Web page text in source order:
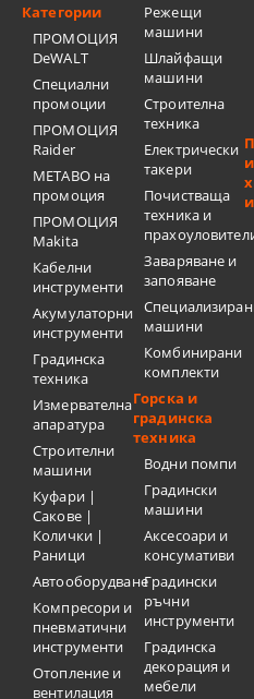
Категории
ПРОМОЦИЯ
DeWALT
Специални
промоции
ПРОМОЦИЯ
Raider
METABO на
промоция
ПРОМОЦИЯ
Makita
Кабелни
инструменти
Акумулаторни
инструменти
Градинска
техника
Измервателна
апаратура
Строителни
машини
Куфари |
Сакове |
Колички |
Раници
Автооборудване
Компресори и
пневматични
инструменти
Отопление и
вентилация
Режещи
машини
Шлайфащи
машини
Строителна
техника
Електрически
такери
Почистваща
техника и
Заваряване и
запояване
машини
Комбинирани
комплекти
Горска и
градинска
техника
Водни помпи
Градински
машини
Аксесоари и
консумативи
Градински
ръчни
инструменти
Градинска
декорация и
мебели
и